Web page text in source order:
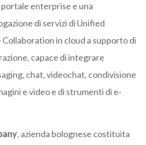
enterprise e una
di servizi di Unified
in cloud a supporto di
capace di integrare
chat, videochat, condivisione
e video e di strumenti di e-
, azienda bolognese costituita